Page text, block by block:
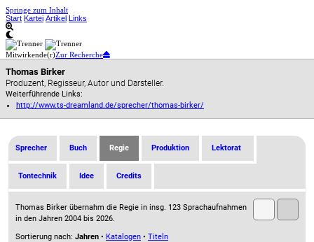
Springe zum Inhalt
Start Kartei Artikel Links
Mitwirkende(r)Zur Recherche
Thomas Birker
Produzent, Regisseur, Autor und Darsteller.
Weiterführende Links:
http://www.ts-dreamland.de/sprecher/thomas-birker/
Sprecher Buch Regie Produktion Lektorat
Tontechnik Idee Credits
Thomas Birker übernahm die Regie in insg. 123 Sprachaufnahmen
in den Jahren 2004 bis 2026.
Sortierung nach: Jahren • Katalogen • Titeln